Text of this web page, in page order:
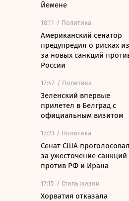
Йемене
18:11 / Политика
Американский сенатор
предупредил о рисках
за новых санкций
России
17:47 / Политика
Зеленский впервые
прилетел в Белград с
официальным визитом
17:23 / Политика
Сенат США проголосовал
за ужесточение санкций
против РФ и Ирана
17:15 / Стиль жизни
Хорватия отказала